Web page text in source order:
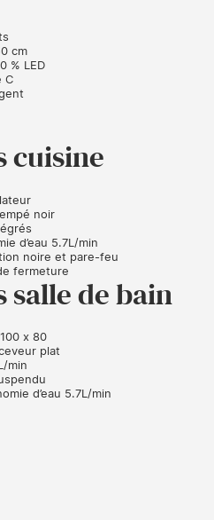
cm
% LED
C
cuisine
noir
d’eau 5.7L/min
noire et pare-feu
fermeture
salle de bain
x 80
plat
min
d’eau 5.7L/min